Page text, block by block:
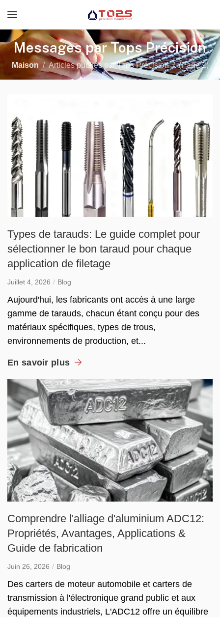
Messages par Tops Précision
Maison Articles publiés par Tops Précision (Page 2)
Types de tarauds: Le guide complet pour
sélectionner le bon taraud pour chaque
application de filetage
Juillet 4, 2026 Blog
Aujourd'hui, les fabricants ont accès à une large
gamme de tarauds, chacun étant conçu pour des
matériaux spécifiques, types de trous,
environnements de production, et...
En savoir plus
Comprendre l'alliage d'aluminium ADC12:
Propriétés, Avantages, Applications &
Guide de fabrication
Juin 26, 2026 Blog
Des carters de moteur automobile et carters de
transmission à l'électronique grand public et aux
équipements industriels, L'ADC12 offre un équilibre